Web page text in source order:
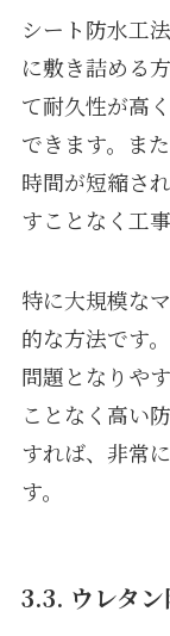
シート防水工
に敷き詰める
て耐久性が高
できます。ま
時間が短縮さ
すことなく工
特に大規模な
的な方法です
問題となりや
ことなく高い
すれば、非常
す。
3.3. ウレタ